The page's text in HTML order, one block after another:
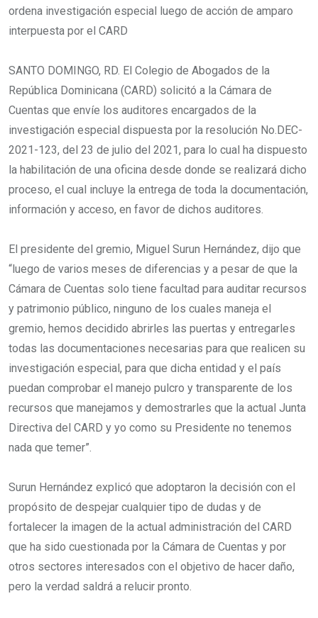
ordena investigación especial luego de acción de amparo
interpuesta por el CARD
SANTO DOMINGO, RD. El Colegio de Abogados de la
República Dominicana (CARD) solicitó a la Cámara de
Cuentas que envíe los auditores encargados de la
investigación especial dispuesta por la resolución No.DEC-
2021-123, del 23 de julio del 2021, para lo cual ha dispuesto
la habilitación de una oficina desde donde se realizará dicho
proceso, el cual incluye la entrega de toda la documentación,
información y acceso, en favor de dichos auditores.
El presidente del gremio, Miguel Surun Hernández, dijo que
“luego de varios meses de diferencias y a pesar de que la
Cámara de Cuentas solo tiene facultad para auditar recursos
y patrimonio público, ninguno de los cuales maneja el
gremio, hemos decidido abrirles las puertas y entregarles
todas las documentaciones necesarias para que realicen su
investigación especial, para que dicha entidad y el país
puedan comprobar el manejo pulcro y transparente de los
recursos que manejamos y demostrarles que la actual Junta
Directiva del CARD y yo como su Presidente no tenemos
nada que temer”.
Surun Hernández explicó que adoptaron la decisión con el
propósito de despejar cualquier tipo de dudas y de
fortalecer la imagen de la actual administración del CARD
que ha sido cuestionada por la Cámara de Cuentas y por
otros sectores interesados con el objetivo de hacer daño,
pero la verdad saldrá a relucir pronto.